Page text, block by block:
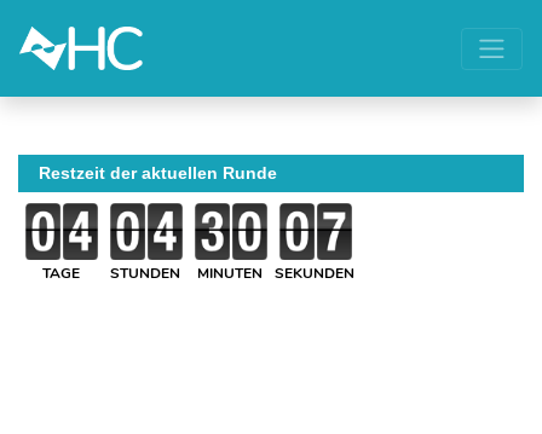
Restzeit der aktuellen Runde
TAGE STUNDEN MINUTEN SEKUNDEN